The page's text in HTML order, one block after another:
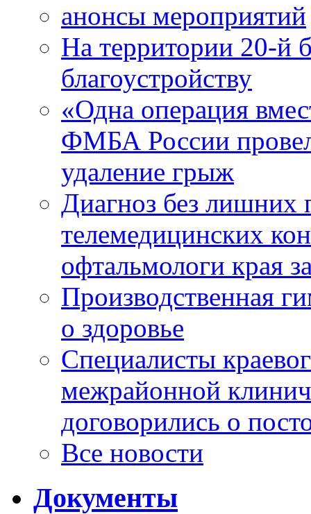
анонсы мероприятий
На территории 20-й
благоустройству
«Одна операция
ФМБА России
удаление грыж
Диагноз без лишних
телемедицинских
офтальмологи края
Производственная
о здоровье
Специалисты
межрайонной
договорились о
Все новости
Документы